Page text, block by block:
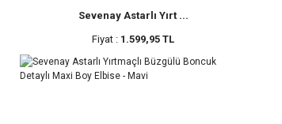
Sevenay Astarlı Yırt ...
Fiyat : 1.599,95 TL